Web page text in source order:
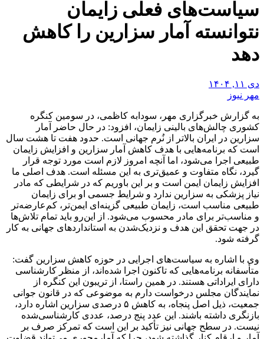
سیاست‌های فعلی زایمان
نتوانسته آمار سزارین را کاهش
دهد
دی ۱۱, ۱۴۰۴
مهر نیوز
به گزارش خبرگزاری مهر، سودابه کاظمی، در سومین کنگره
کشوری چالش‌های بالینی زایمان، افزود: در حال حاضر آمار
سزارین در ایران بالاتر از نُرم جهانی است. حدود هفت تا هشت سال
است که برنامه‌هایی با هدف کاهش آمار سزارین و افزایش زایمان
طبیعی اجرا می‌شود، اما آنچه امروز لازم است مورد توجه قرار
گیرد، نگاه متفاوت و عمیق‌تری به این مسئله است. هدف اصلی ما
افزایش زایمان ایمن است و بر این باوریم که در شرایطی که مادر
نیاز پزشکی به سزارین ندارد و شرایط جسمی او برای زایمان
طبیعی مناسب است، زایمان طبیعی گزینه‌ای ایمن‌تر، کم‌عارضه‌تر
و مناسب‌تر برای مادر محسوب می‌شود. از این‌رو باید تمام تلاش‌ها
در جهت تحقق این هدف و نزدیک‌شدن به استانداردهای جهانی به کار
گرفته شود.
وی با اشاره به سیاست‌های اجرایی در حوزه کاهش سزارین گفت:
متأسفانه برنامه‌هایی که تاکنون اجرا شده‌اند، از منظر کارشناسی
دارای ایراداتی هستند. در همین راستا، از تریبون این کنگره از
نمایندگان مجلس درخواست دارم به موضوعی که در قانون جوانی
جمعیت، ذیل اصل پنجاه، به کاهش ۵ درصدی سزارین اشاره دارد،
بازنگری داشته باشند. این عدد پنج درصد، عددی کارشناسی‌شده
نیست. در سطح جهانی نیز تأکید بر این است که تمرکز صرف بر